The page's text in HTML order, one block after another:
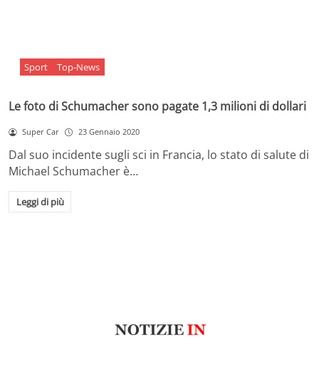
Sport Top-News
Le foto di Schumacher sono pagate 1,3 milioni di dollari
Super Car 23 Gennaio 2020
Dal suo incidente sugli sci in Francia, lo stato di salute di
Michael Schumacher è…
Leggi di più